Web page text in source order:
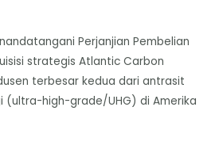
Perjanjian Pembelian
strategis Atlantic Carbon
terbesar kedua dari antrasit
(ultra-high-grade/UHG) di Amerika